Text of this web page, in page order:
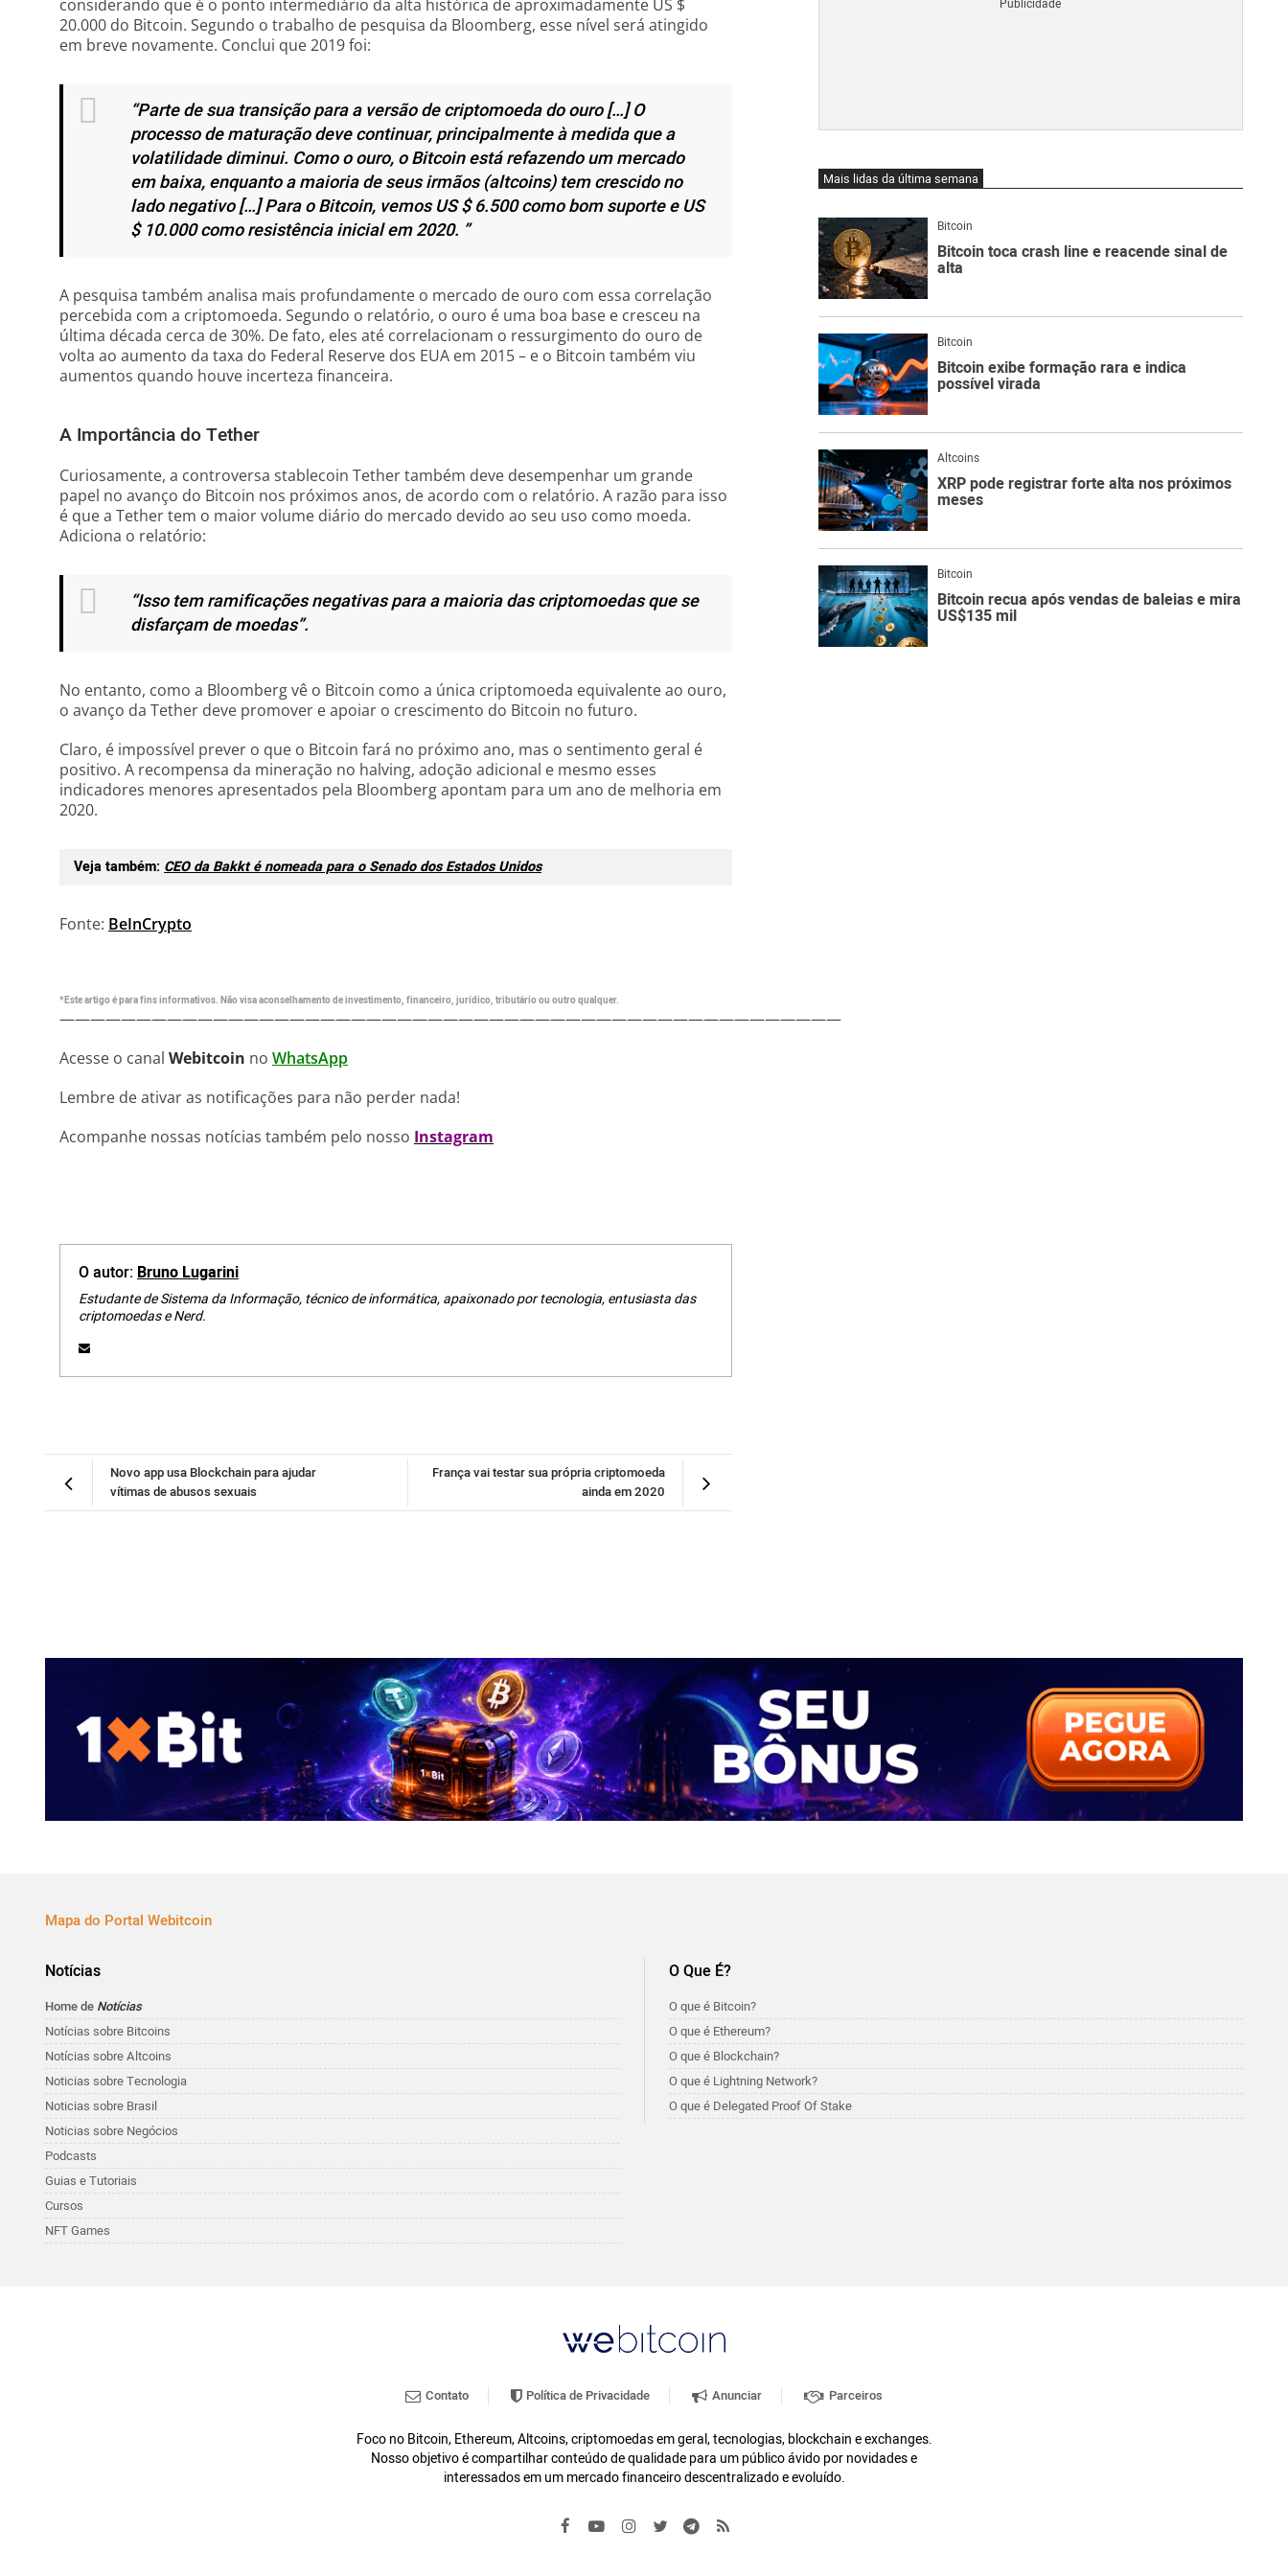
considerando que é o ponto intermediário da alta histórica de aproximadamente US $
20.000 do Bitcoin. Segundo o trabalho de pesquisa da Bloomberg, esse nível será atingido
em breve novamente. Conclui que 2019 foi:
“Parte de sua transição para a versão de criptomoeda do ouro […] O
processo de maturação deve continuar, principalmente à medida que a
volatilidade diminui. Como o ouro, o Bitcoin está refazendo um mercado
em baixa, enquanto a maioria de seus irmãos (altcoins) tem crescido no
lado negativo […] Para o Bitcoin, vemos US $ 6.500 como bom suporte e US
$ 10.000 como resistência inicial em 2020. ”
A pesquisa também analisa mais profundamente o mercado de ouro com essa correlação
percebida com a criptomoeda. Segundo o relatório, o ouro é uma boa base e cresceu na
última década cerca de 30%. De fato, eles até correlacionam o ressurgimento do ouro de
volta ao aumento da taxa do Federal Reserve dos EUA em 2015 – e o Bitcoin também viu
aumentos quando houve incerteza financeira.
A Importância do Tether
Curiosamente, a controversa stablecoin Tether também deve desempenhar um grande
papel no avanço do Bitcoin nos próximos anos, de acordo com o relatório. A razão para isso
é que a Tether tem o maior volume diário do mercado devido ao seu uso como moeda.
Adiciona o relatório:
“Isso tem ramificações negativas para a maioria das criptomoedas que se
disfarçam de moedas”.
No entanto, como a Bloomberg vê o Bitcoin como a única criptomoeda equivalente ao ouro,
o avanço da Tether deve promover e apoiar o crescimento do Bitcoin no futuro.
Claro, é impossível prever o que o Bitcoin fará no próximo ano, mas o sentimento geral é
positivo. A recompensa da mineração no halving, adoção adicional e mesmo esses
indicadores menores apresentados pela Bloomberg apontam para um ano de melhoria em
2020.
Veja também: CEO da Bakkt é nomeada para o Senado dos Estados Unidos
Fonte: BeInCrypto
*Este artigo é para fins informativos. Não visa aconselhamento de investimento, financeiro, jurídico, tributário ou outro qualquer.
———————————————————————————————————————————————————
Acesse o canal Webitcoin no WhatsApp
Lembre de ativar as notificações para não perder nada!
Acompanhe nossas notícias também pelo nosso Instagram
O autor:Bruno Lugarini
Estudante de Sistema da Informação, técnico de informática, apaixonado por tecnologia, entusiasta das
criptomoedas e Nerd.
França vai testar sua própria criptomoeda
ainda em 2020
Novo app usa Blockchain para ajudar
vítimas de abusos sexuais
Mais lidas da última semana
Bitcoin
Bitcoin toca crash line e reacende sinal de
alta
Bitcoin
Bitcoin exibe formação rara e indica
possível virada
Altcoins
XRP pode registrar forte alta nos próximos
meses
Bitcoin
Bitcoin recua após vendas de baleias e mira
US$135 mil
Mapa do Portal Webitcoin
Notícias
Home de Notícias
Notícias sobre Bitcoins
Notícias sobre Altcoins
Noticias sobre Tecnologia
Noticias sobre Brasil
Noticias sobre Negócios
Podcasts
Guias e Tutoriais
Cursos
NFT Games
O Que É?
O que é Bitcoin?
O que é Ethereum?
O que é Blockchain?
O que é Lightning Network?
O que é Delegated Proof Of Stake
Contato Política de Privacidade Anunciar Parceiros
Foco no Bitcoin, Ethereum, Altcoins, criptomoedas em geral, tecnologias, blockchain e exchanges.
Nosso objetivo é compartilhar conteúdo de qualidade para um público ávido por novidades e
interessados em um mercado financeiro descentralizado e evoluído.